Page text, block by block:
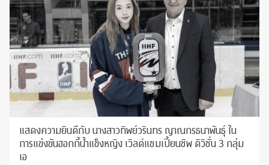
แสดงความยินดีกับ นางสาวทิพย์วรินทร ญาณกรธนาพันธุ์ ใน
การแข่งขันฮอกกี้น้ำแข็งหญิง เวิลด์แชมเปี้ยนชิพ ดิวิชั่น 3 กลุ่ม
เอ